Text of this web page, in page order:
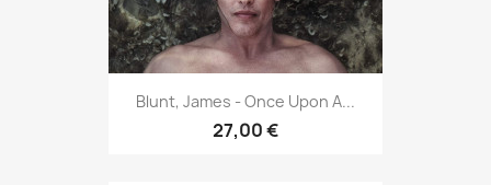
Blunt, James - Once Upon A...
27,00 €